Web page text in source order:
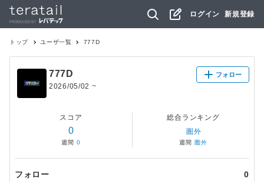
ログイン 新規登録
トップ ユーザ一覧 777D
777D
2026/05/02 ~
フォロー
スコア
0
週間 0
総合ランキング
圏外
週間 圏外
フォロー 0